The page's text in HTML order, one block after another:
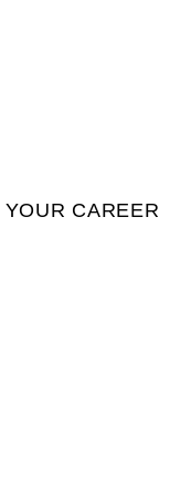
YOUR CAREER